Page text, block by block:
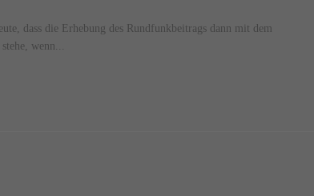
dass die Erhebung des Rundfunkbeitrags dann mit dem
wenn...